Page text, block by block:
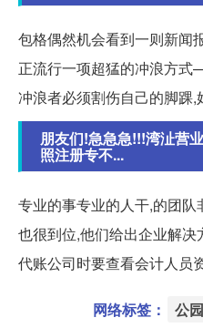
包格偶然机会看到一则新闻
正流行一项超猛的冲浪方
冲浪者必须割伤自己的脚踝,
朋友们!急急急!!!湾沚营
照注册专不...
专业的事专业的人干,的团
也很到位,他们给出企业解
代账公司时要查看会计人员
网络标签： 公园